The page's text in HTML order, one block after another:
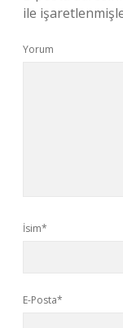
ile
Yorum
İsim*
E-Posta*